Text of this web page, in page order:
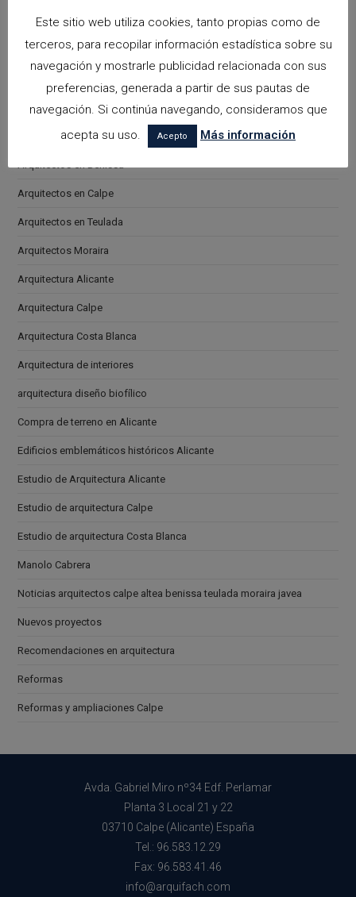
Categorías
Arquitectos en Alicante
Arquitectos en Altea
Arquitectos en Benissa
Arquitectos en Calpe
Arquitectos en Teulada
Arquitectos Moraira
Arquitectura Alicante
Arquitectura Calpe
Arquitectura Costa Blanca
Arquitectura de interiores
arquitectura diseño biofílico
Compra de terreno en Alicante
Edificios emblemáticos históricos Alicante
Estudio de Arquitectura Alicante
Estudio de arquitectura Calpe
Estudio de arquitectura Costa Blanca
Manolo Cabrera
Noticias arquitectos calpe altea benissa teulada moraira javea
Nuevos proyectos
Recomendaciones en arquitectura
Reformas
Reformas y ampliaciones Calpe
Avda. Gabriel Miro nº34 Edf. Perlamar
Planta 3 Local 21 y 22
03710 Calpe (Alicante) España
Tel.: 96.583.12.29
Fax: 96.583.41.46
info@arquifach.com
Este sitio web utiliza cookies, tanto propias como de
terceros, para recopilar información estadística sobre su
navegación y mostrarle publicidad relacionada con sus
preferencias, generada a partir de sus pautas de
navegación. Si continúa navegando, consideramos que
acepta su uso.
Acepto Más información